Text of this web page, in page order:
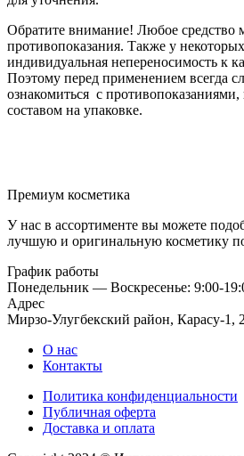
Обратите внимание! Любое средство
противопоказания. Также у
индивидуальная непереносимость к
Поэтому перед применением всегда
ознакомиться с
составом на упаковке.
Премиум косметика
У нас в ассортименте вы можете
лучшую и оригинальную косметику
График работы
Понедельник — Воскресенье: 9:00-
Адрес
Мирзо-Улугбекский район, Карасу-1,
О нас
Контакты
Политика конфиденциальности
Публичная оферта
Доставка и оплата